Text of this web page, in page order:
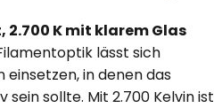
2.700 K mit klarem Glas
lässt sich
in denen das
sollte. Mit 2.700 Kelvin ist